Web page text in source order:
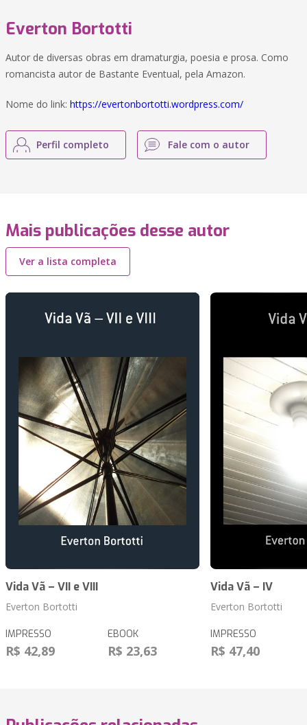
Everton Bortotti
Autor de diversas obras em dramaturgia, poesia e prosa. Como
romancista autor de Bastante Eventual, pela Amazon.
Nome do link: https://evertonbortotti.wordpress.com/
Perfil completo Fale com o autor
Mais publicações desse autor
Ver a lista completa
Vida Vã – VII e VIII
Everton Bortotti
IMPRESSO
R$ 42,89
EBOOK
R$ 23,63
Vida Vã – IV
Everton Bortotti
IMPRESSO
R$ 47,40